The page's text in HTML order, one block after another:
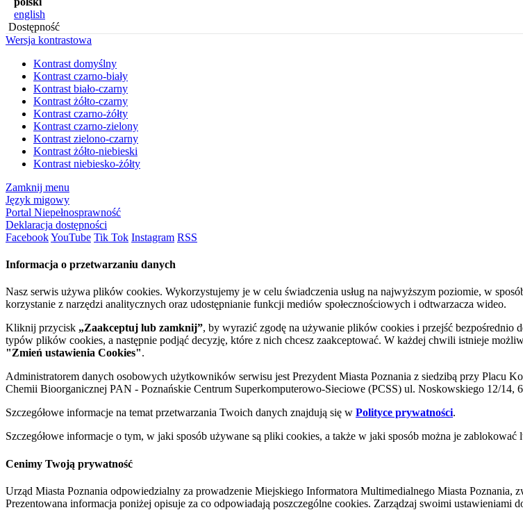
english
Dostępność
Wersja kontrastowa
Kontrast domyślny
Kontrast czarno-biały
Kontrast biało-czarny
Kontrast żółto-czarny
Kontrast czarno-żółty
Kontrast czarno-zielony
Kontrast zielono-czarny
Kontrast żółto-niebieski
Kontrast niebiesko-żółty
Zamknij menu
Język migowy
Portal Niepełnosprawność
Deklaracja dostępności
FacebookYouTube Tik Tok Instagram RSS
Informacja o przetwarzaniu danych
Nasz serwis używa plików cookies. Wykorzystujemy je w celu świadczenia usług na najwyższym poziomie, w
korzystanie z narzędzi analitycznych oraz udostępnianie funkcji mediów społecznościowych i odtwarzacza wideo.
Kliknij przycisk „Zaakceptuj lub zamknij”, by wyrazić zgodę na używanie plików cookies i przejść bezpośrednio
typów plików cookies, a następnie podjąć decyzję, które z nich chcesz zaakceptować. W każdej chwili istnieje
"Zmień ustawienia Cookies".
Administratorem danych osobowych użytkowników serwisu jest Prezydent Miasta Poznania z siedzibą przy Placu
Chemii Bioorganicznej PAN - Poznańskie Centrum Superkomputerowo-Sieciowe (PCSS) ul. Noskowskiego 12/14,
Szczegółowe informacje na temat przetwarzania Twoich danych znajdują się w Polityce prywatności.
Szczegółowe informacje o tym, w jaki sposób używane są pliki cookies, a także w jaki sposób można je zablokować
Cenimy Twoją prywatność
Urząd Miasta Poznania odpowiedzialny za prowadzenie Miejskiego Informatora Multimedialnego Miasta Poznania,
Prezentowana informacja poniżej opisuje za co odpowiadają poszczególne cookies. Zarządzaj swoimi